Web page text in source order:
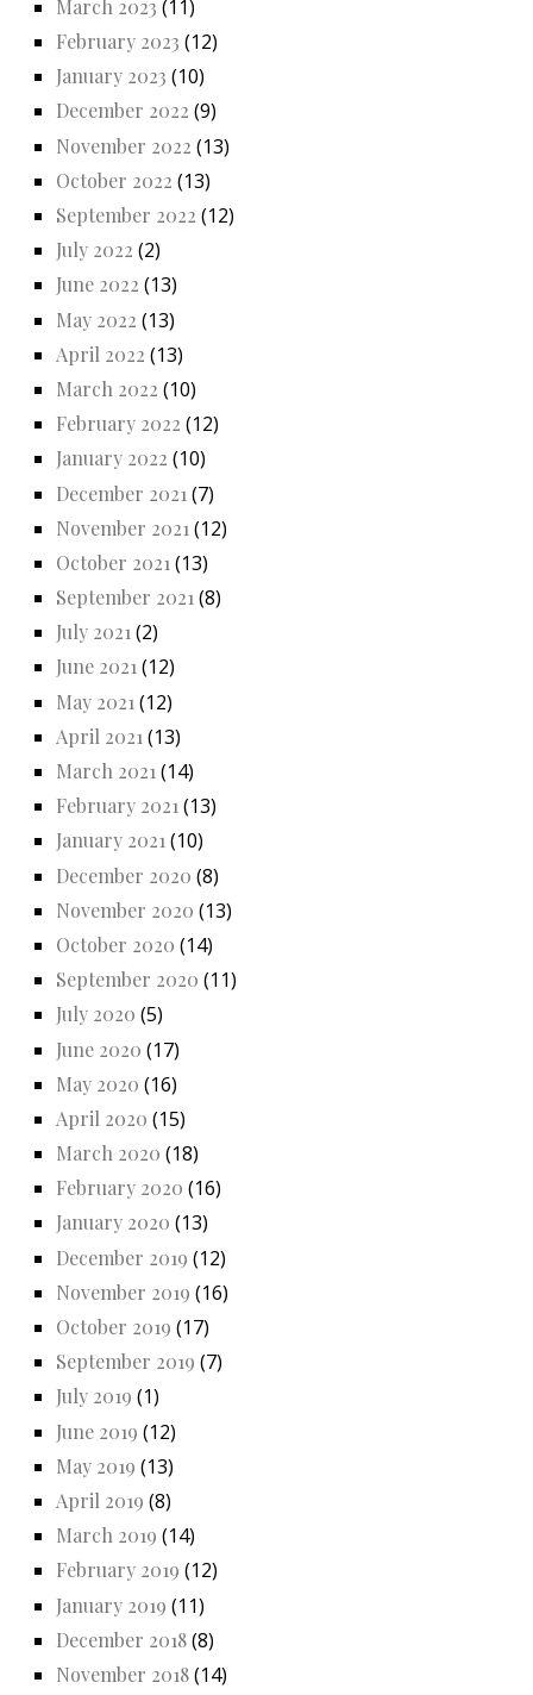
March 2023 (11)
February 2023 (12)
January 2023 (10)
December 2022 (9)
November 2022 (13)
October 2022 (13)
September 2022 (12)
July 2022 (2)
June 2022 (13)
May 2022 (13)
April 2022 (13)
March 2022 (10)
February 2022 (12)
January 2022 (10)
December 2021 (7)
November 2021 (12)
October 2021 (13)
September 2021 (8)
July 2021(2)
June 2021(12)
May 2021 (12)
April 2021 (13)
March 2021 (14)
February 2021(13)
January 2021(10)
December 2020 (8)
November 2020 (13)
October 2020 (14)
September 2020 (11)
July 2020 (5)
June 2020 (17)
May 2020 (16)
April 2020 (15)
March 2020 (18)
February 2020 (16)
January 2020 (13)
December 2019 (12)
November 2019 (16)
October 2019 (17)
September 2019 (7)
July 2019 (1)
June 2019 (12)
May 2019 (13)
April 2019 (8)
March 2019 (14)
February 2019 (12)
January 2019 (11)
December 2018(8)
November 2018(14)